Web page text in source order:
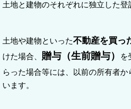
土地と建物のそれぞれに独立した登
土地や建物といった不動産を買っ
けた場合、 贈与（生前贈与） を
らった場合等には、以前の所有者
います。